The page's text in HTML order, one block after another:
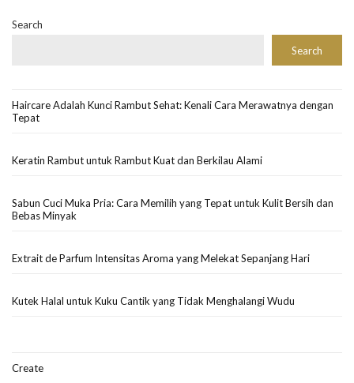
Search
Search
Haircare Adalah Kunci Rambut Sehat: Kenali Cara Merawatnya dengan
Tepat
Keratin Rambut untuk Rambut Kuat dan Berkilau Alami
Sabun Cuci Muka Pria: Cara Memilih yang Tepat untuk Kulit Bersih dan
Bebas Minyak
Extrait de Parfum Intensitas Aroma yang Melekat Sepanjang Hari
Kutek Halal untuk Kuku Cantik yang Tidak Menghalangi Wudu
Create